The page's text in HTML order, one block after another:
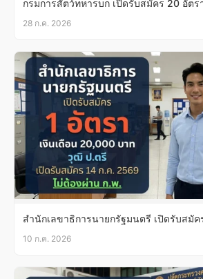
กรมการสัตว์ทหารบก เปิดรับสมัคร 20 อัตร
28 ก.ค. 2026
สำนักเลขาธิการนายกรัฐมนตรี เปิดรับสมัค
10 ก.ค. 2026